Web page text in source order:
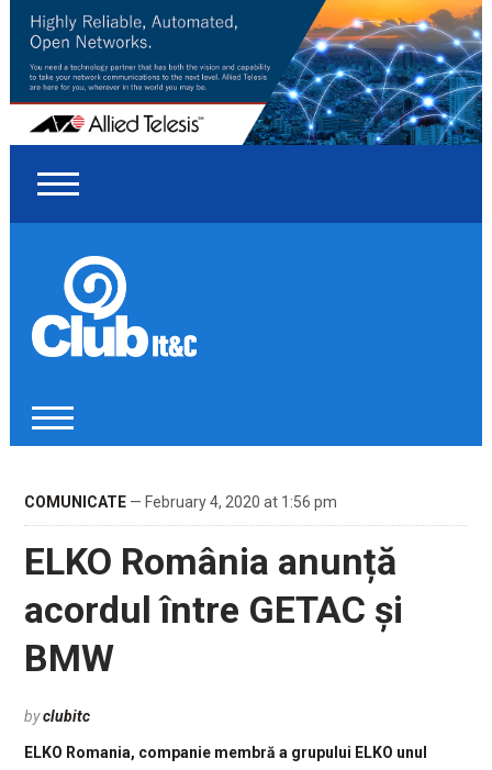
COMUNICATE— February 4, 2020 at 1:56 pm
ELKO România anunță
acordul între GETAC și
BMW
byclubitc
ELKO Romania, companie membră a grupului ELKO unul